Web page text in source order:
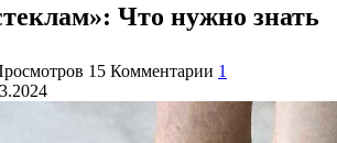
Что нужно знать
15 Комментарии 1